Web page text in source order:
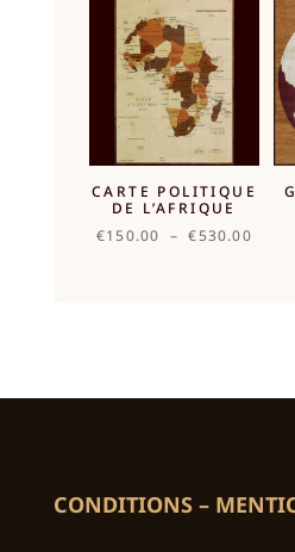
CARTE POLITIQUE
DE L’AFRIQUE
€150.00 – €530.00Plage
CONDITIONS –